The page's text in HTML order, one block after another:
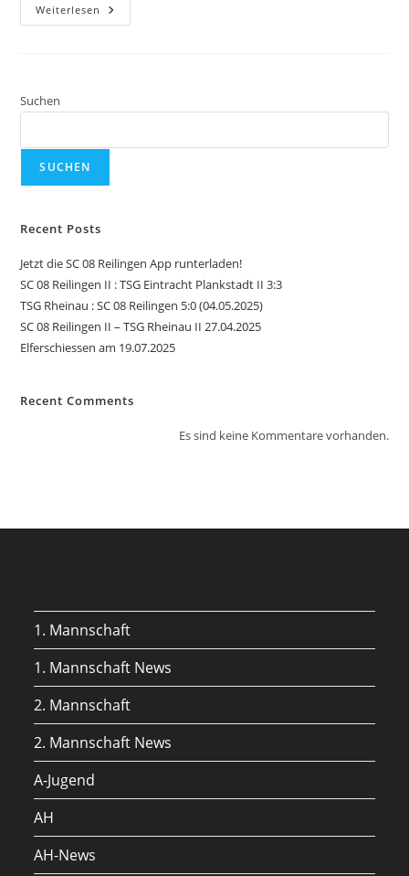
Weiterlesen E1-
Jugend
Suchen
SUCHEN
Recent Posts
Jetzt die SC 08 Reilingen App runterladen!
SC 08 Reilingen II : TSG Eintracht Plankstadt II 3:3
TSG Rheinau : SC 08 Reilingen 5:0 (04.05.2025)
SC 08 Reilingen II – TSG Rheinau II 27.04.2025
Elferschiessen am 19.07.2025
Recent Comments
Es sind keine Kommentare vorhanden.
1. Mannschaft
1. Mannschaft News
2. Mannschaft
2. Mannschaft News
A-Jugend
AH
AH-News